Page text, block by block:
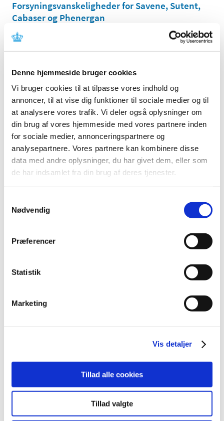
Denne hjemmeside bruger cookies
Vi bruger cookies til at tilpasse vores indhold og
annoncer, til at vise dig funktioner til sociale medier og til
at analysere vores trafik. Vi deler også oplysninger om
din brug af vores hjemmeside med vores partnere inden
for sociale medier, annonceringspartnere og
analysepartnere. Vores partnere kan kombinere disse
data med andre oplysninger, du har givet dem, eller som
de har indsamlet fra din brug af deres tjenester.
Nødvendig
Præferencer
Statistik
Marketing
Vis detaljer
Tillad alle cookies
Tillad valgte
Forsyningsvanskeligheder for Savene, Sutent,
Cabaser og Phenergan
2. februar 2022
Der er aktuelle problemer med forsyningen af Savene 20
mg/ml pulver og solvens til koncentrat til…
Dispersa og Janumet
2. februar 2022
Der er i øjeblikket problemer med forsyningen af
OxyNorm Dispersa 5 mg, 10 mg og 20 mg
Forrige 1 2
TID
2025 (158)
2023 (195)
november (19)
juli (5)
maj (18)
marts (13)